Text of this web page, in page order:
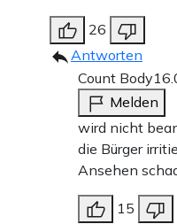
26
Antworten
Count Body
Melden
wird nicht
die Bürger
Ansehen
15